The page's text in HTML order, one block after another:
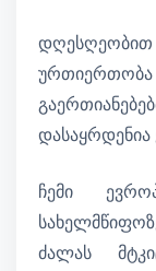
ურთიერთობა
ჩემი
ძალას